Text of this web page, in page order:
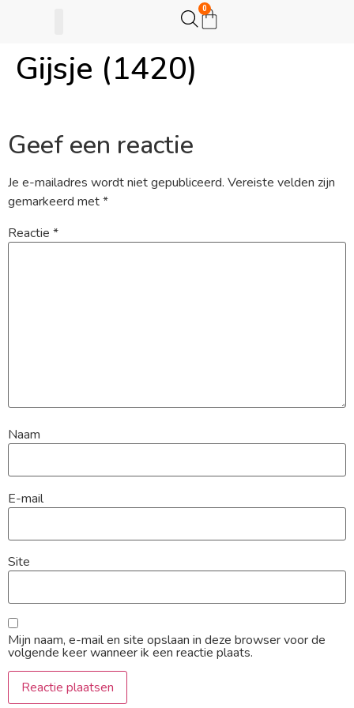
0
Gijsje (1420)
Geef een reactie
Je e-mailadres wordt niet gepubliceerd. Vereiste velden zijn
gemarkeerd met*
Reactie *
Naam
E-mail
Site
Mijn naam, e-mail en site opslaan in deze browser voor de
volgende keer wanneer ik een reactie plaats.